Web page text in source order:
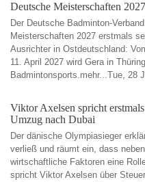
Deutsche Meisterschaften
Der Deutsche Badminton-
Meisterschaften 2027 erstmals
Ausrichter in Ostdeutschland:
11. April 2027 wird Gera in
Badmintonsports.mehr...Tue, 28
Viktor Axelsen spricht
Umzug nach Dubai
Der dänische Olympiasieger
verließ und räumt ein, dass
wirtschaftliche Faktoren eine
spricht Viktor Axelsen über